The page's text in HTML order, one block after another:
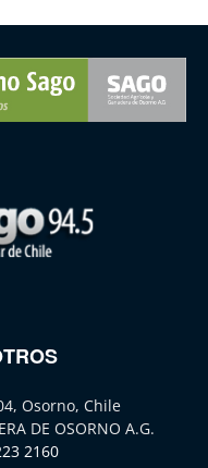
Osorno, Chile
DE OSORNO A.G.
2160